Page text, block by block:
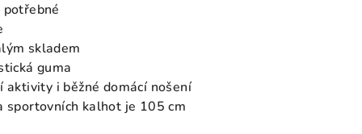
potřebné
skladem
guma
aktivity i běžné domácí nošení
sportovních kalhot je 105 cm